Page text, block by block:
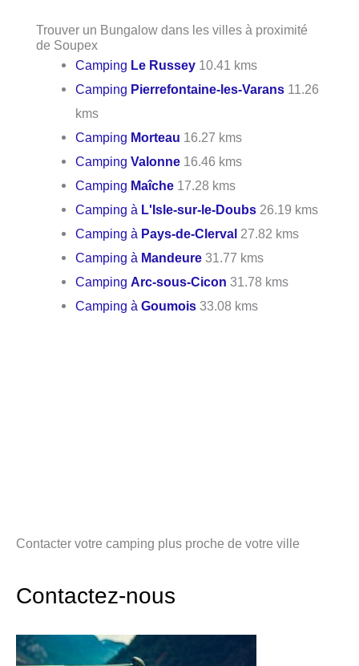
Trouver un Bungalow dans les villes à proximité
de Soupex
Camping Le Russey 10.41 kms
Camping Pierrefontaine-les-Varans 11.26
kms
Camping Morteau 16.27 kms
CampingValonne 16.46 kms
Camping Maîche 17.28 kms
Camping à L'Isle-sur-le-Doubs 26.19 kms
Camping à Pays-de-Clerval 27.82 kms
Camping à Mandeure 31.77 kms
CampingArc-sous-Cicon 31.78 kms
Camping àGoumois 33.08 kms
Contacter votre camping plus proche de votre ville
Contactez-nous